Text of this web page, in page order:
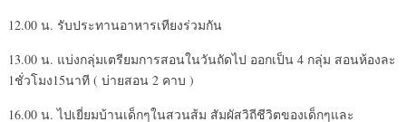
12.00 น. รับประทานอาหารเทียงร่วมกัน
13.00 น. แบ่งกลุ่มเตรียมการสอนในวันถัดไป ออกเป็น 4 กลุ่ม สอนห้องละ
1ชั่วโมง15นาที ( บ่ายสอน 2 คาบ )
16.00 น. ไปเยี่ยมบ้านเด็กๆในสวนส้ม สัมผัสวิถีชีวิตของเด็กๆและ